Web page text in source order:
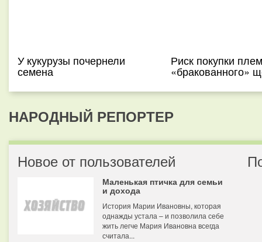
У кукурузы почернели
семена
Риск покупки
«бракованного»
НАРОДНЫЙ РЕПОРТЕР
Новое от пользователей
Маленькая птичка для семьи
и дохода
История Марии Ивановны, которая
однажды устала – и позволила себе
жить легче Мария Ивановна всегда
считала...